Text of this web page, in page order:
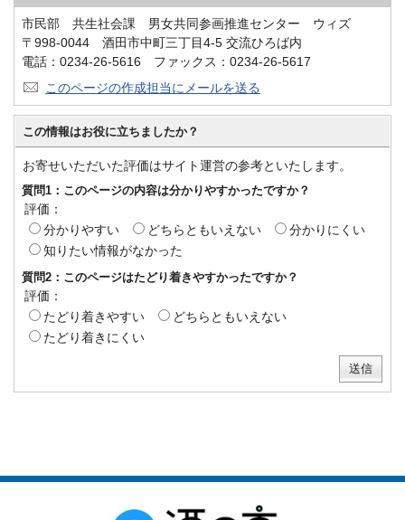
市民部 共生社会課 男女共同参画推進センター ウィズ
〒998-0044 酒田市中町三丁目4-5 交流ひろば内
電話：0234-26-5616 ファックス：0234-26-5617
このページの作成担当にメールを送る
この情報はお役に立ちましたか？
お寄せいただいた評価はサイト運営の参考といたします。
質問1：このページの内容は分かりやすかったですか？
評価：
分かりやすい
どちらともいえない
分かりにくい
知りたい情報がなかった
質問2：このページはたどり着きやすかったですか？
評価：
たどり着きやすい
どちらともいえない
たどり着きにくい